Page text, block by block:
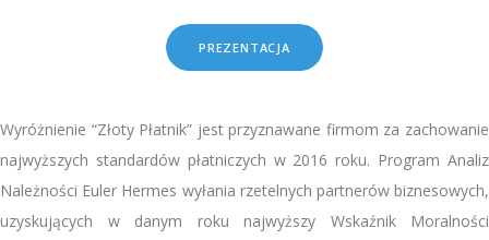
PREZENTACJA
Wyróżnienie “Złoty Płatnik” jest przyznawane firmom za zachowanie
najwyższych standardów płatniczych w 2016 roku. Program Analiz
Należności Euler Hermes wyłania rzetelnych partnerów biznesowych,
uzyskujących w danym roku najwyższy Wskaźnik Moralności